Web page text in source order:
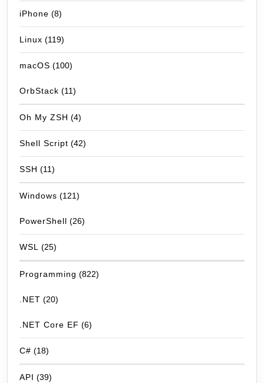
iPhone (8)
Linux (119)
macOS (100)
OrbStack (11)
Oh My ZSH (4)
Shell Script (42)
SSH (11)
Windows (121)
PowerShell (26)
WSL (25)
Programming (822)
.NET (20)
.NET Core EF (6)
C# (18)
API (39)